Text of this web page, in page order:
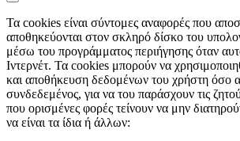
Τα cookies είναι σύντομες αναφορές που
αποθηκεύονται στον σκληρό δίσκο του
μέσω του προγράμματος περιήγησης όταν
Ιντερνέτ. Τα cookies μπορούν να
και αποθήκευση δεδομένων του χρήστη όσο
συνδεδεμένος, για να του παράσχουν τις
που ορισμένες φορές τείνουν να μην
να είναι τα ίδια ή άλλων: